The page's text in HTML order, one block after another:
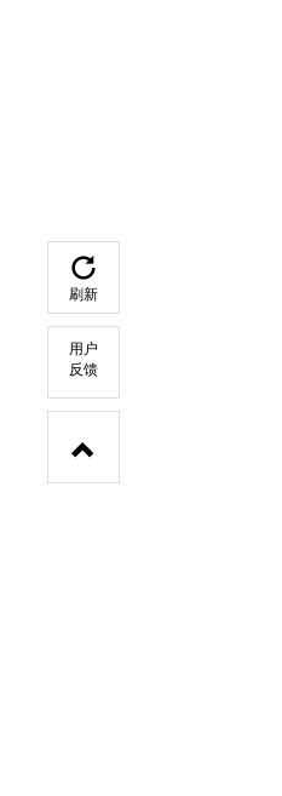
刷新
用户
反馈